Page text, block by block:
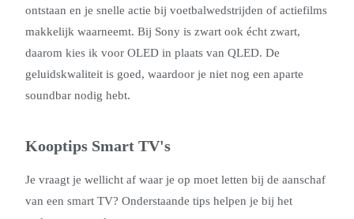
ontstaan en je snelle actie bij voetbalwedstrijden of actiefilms
makkelijk waarneemt. Bij Sony is zwart ook écht zwart,
daarom kies ik voor OLED in plaats van QLED. De
geluidskwaliteit is goed, waardoor je niet nog een aparte
soundbar nodig hebt.
Kooptips Smart TV's
Je vraagt je wellicht af waar je op moet letten bij de aanschaf
van een smart TV? Onderstaande tips helpen je bij het